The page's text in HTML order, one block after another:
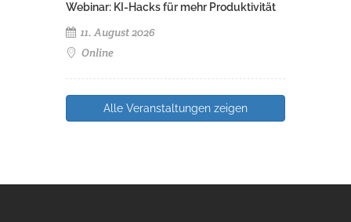
Webinar: KI-Hacks für mehr Produktivität
11. August 2026
Online
Alle Veranstaltungen zeigen